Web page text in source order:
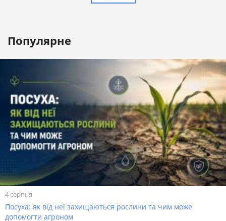
Популярне
4 серпня
Посуха: як від неї захищаються рослини та чим може
допомогти агроном